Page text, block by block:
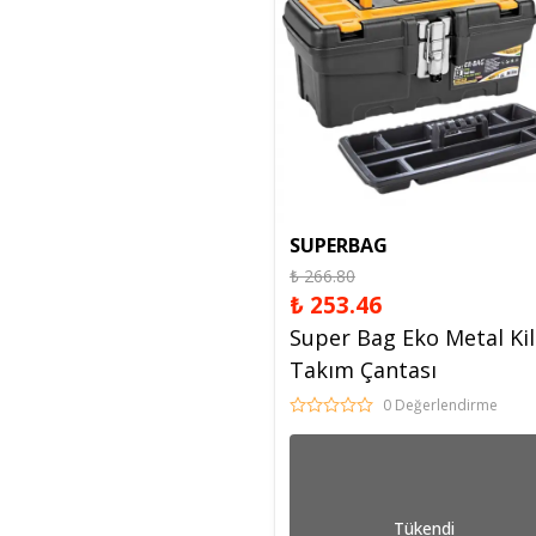
SUPERBAG
₺ 266.80
₺ 253.46
Super Bag Eko Metal
Takım Çantası
0 Değerlendirme
Tükendi